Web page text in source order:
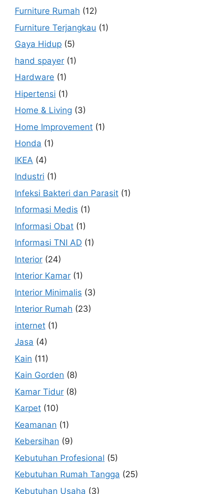
Furniture Rumah (12)
Furniture Terjangkau (1)
Gaya Hidup (5)
hand spayer (1)
Hardware (1)
Hipertensi (1)
Home & Living (3)
Home Improvement (1)
Honda (1)
IKEA (4)
Industri (1)
Infeksi Bakteri dan Parasit (1)
Informasi Medis (1)
Informasi Obat (1)
Informasi TNI AD (1)
Interior (24)
Interior Kamar (1)
Interior Minimalis (3)
Interior Rumah (23)
internet (1)
Jasa (4)
Kain (11)
Kain Gorden (8)
Kamar Tidur (8)
Karpet (10)
Keamanan (1)
Kebersihan (9)
Kebutuhan Profesional (5)
Kebutuhan Rumah Tangga (25)
Kebutuhan Usaha (3)